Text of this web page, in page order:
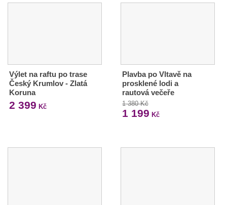
Výlet na raftu po trase
Český Krumlov - Zlatá
Koruna
2 399 Kč
Plavba po Vltavě na
prosklené lodi a
rautová večeře
1 380 Kč
1 199 Kč